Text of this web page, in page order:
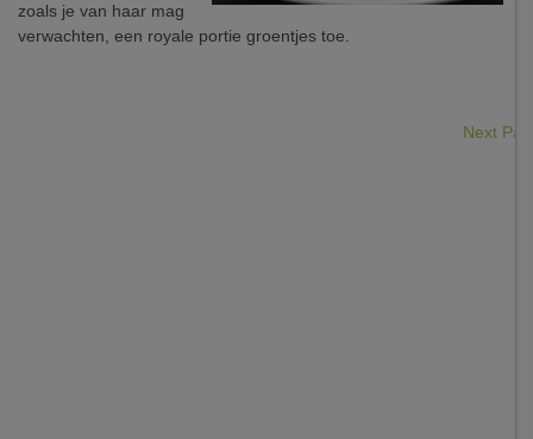
zoals je van haar mag
verwachten, een royale portie groentjes toe.
Next